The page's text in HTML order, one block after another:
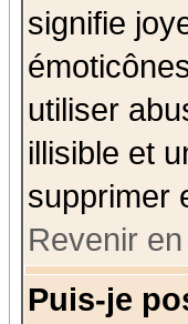
signifie
utiliser
illisible et
supprimer
Revenir
Puis-je